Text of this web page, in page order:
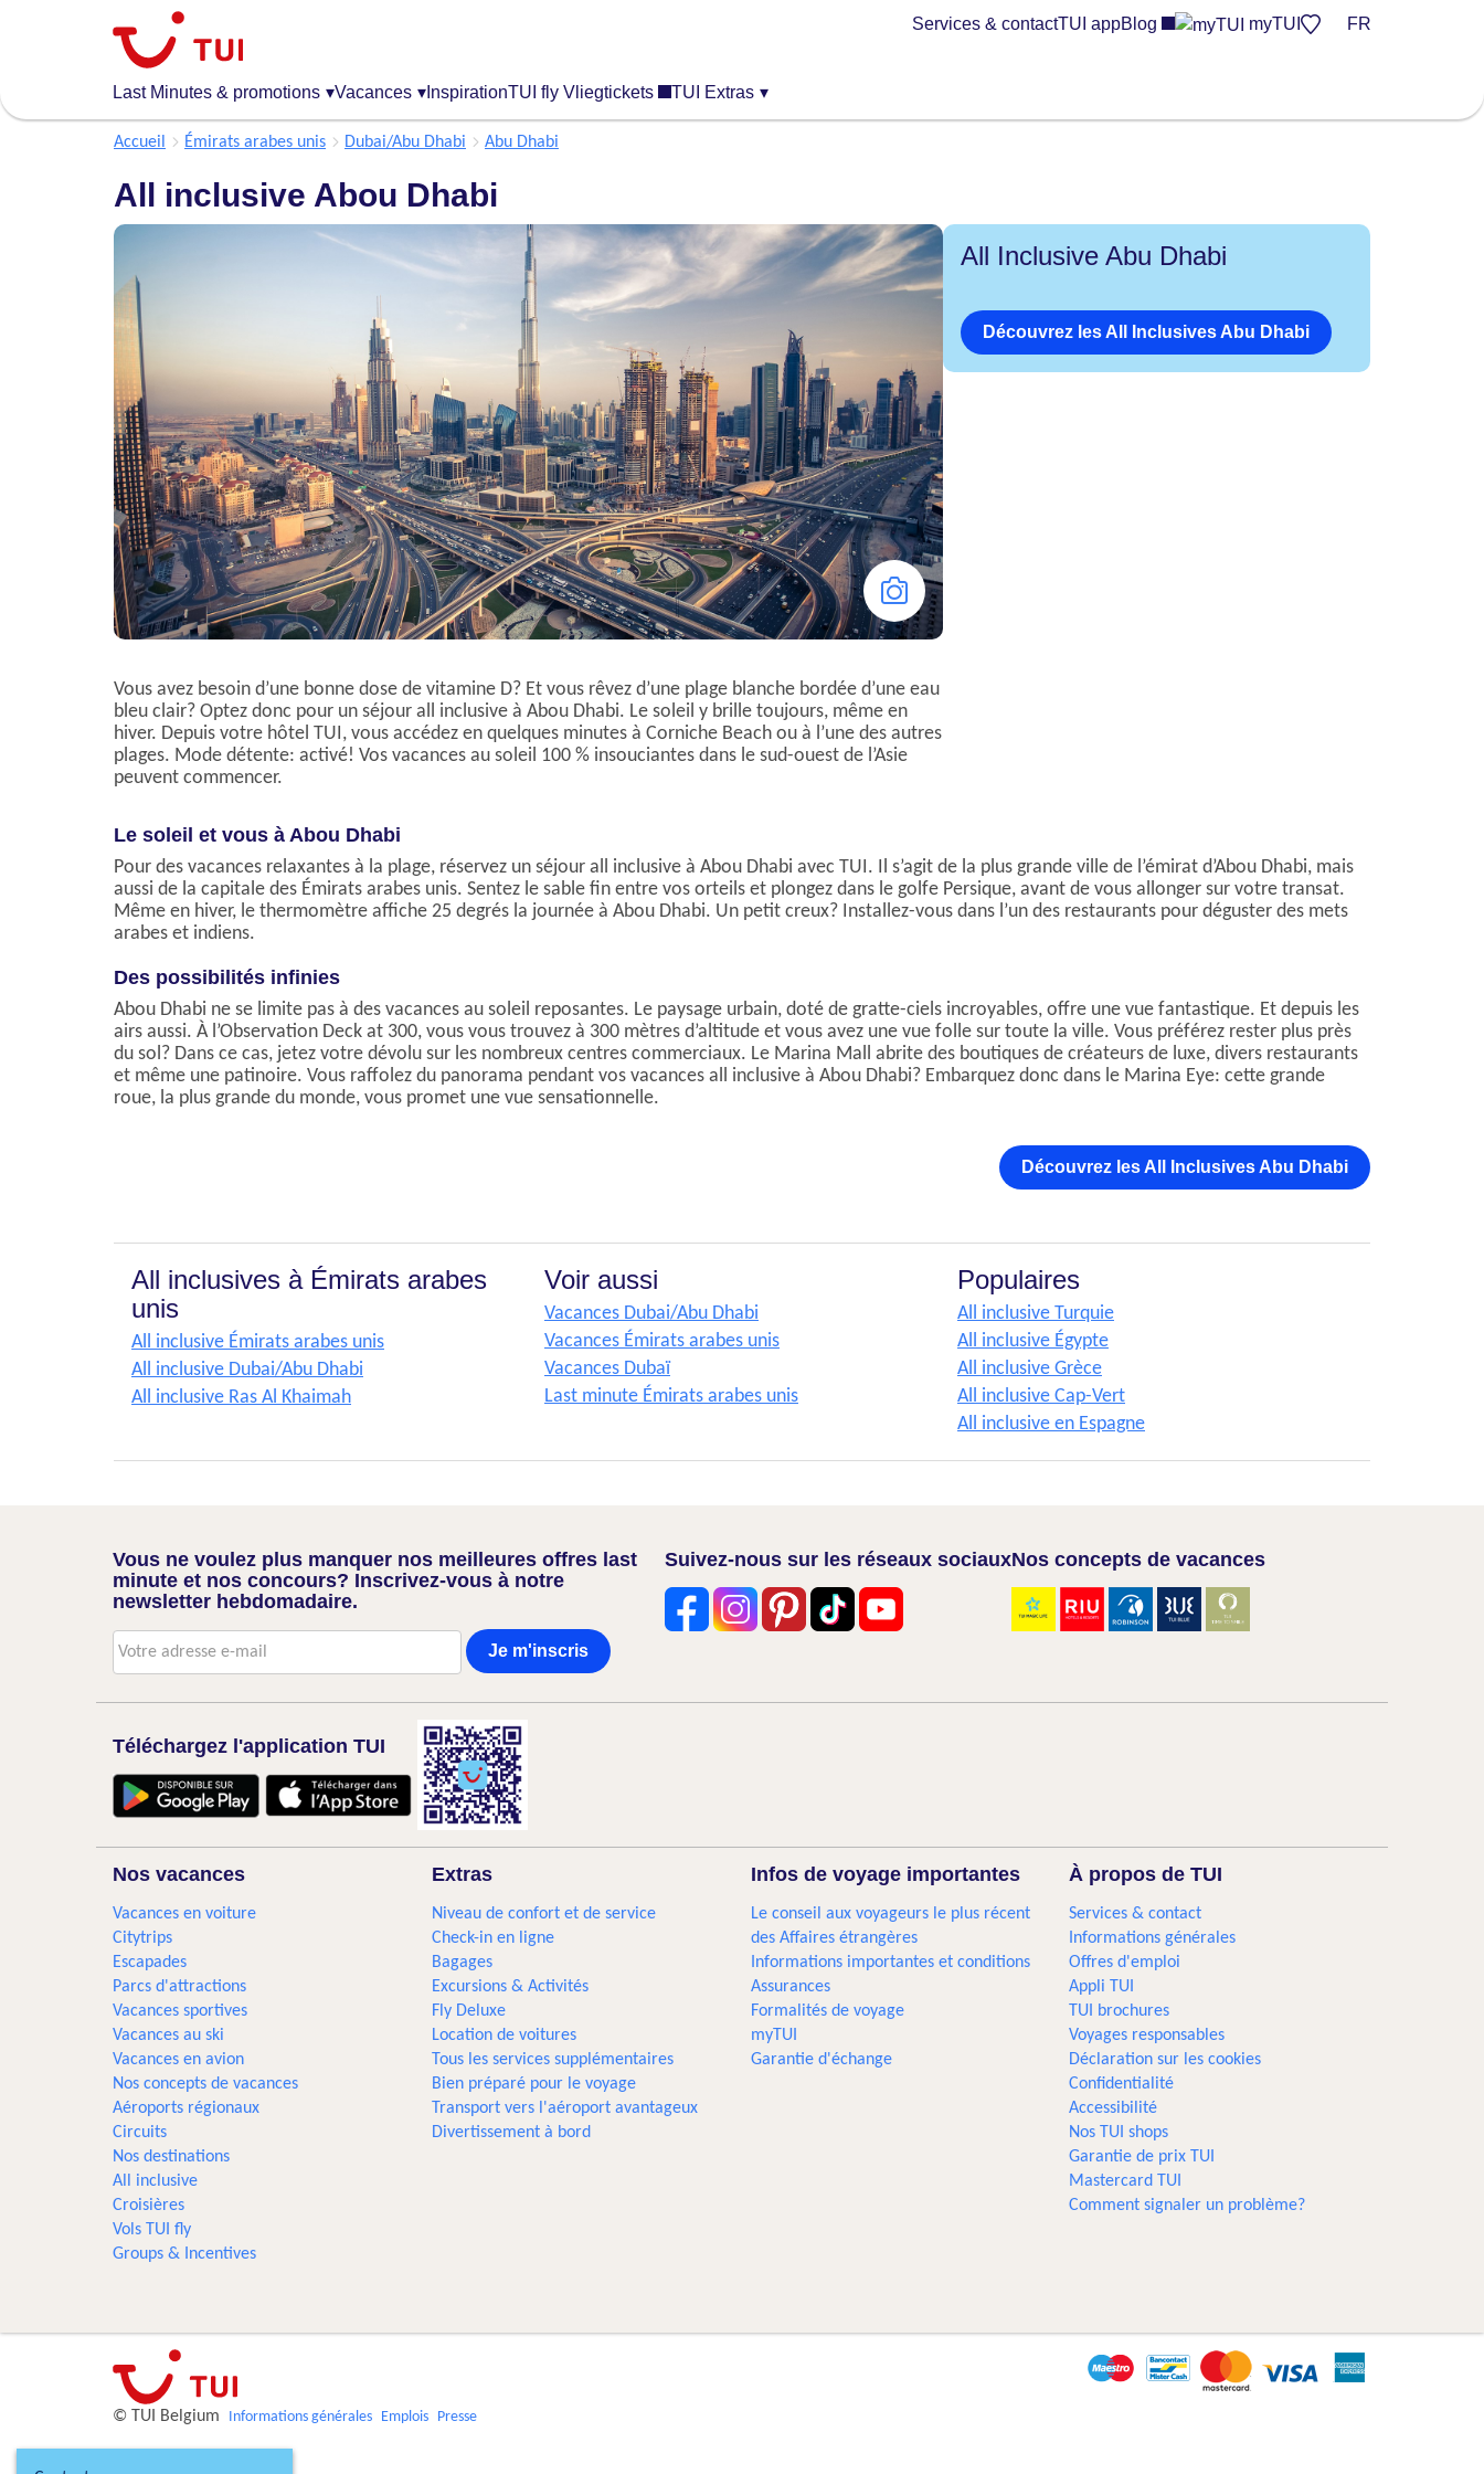
Last Minutes & promotions ▾Vacances ▾ InspirationTUI fly Vliegtickets TUI Extras ▾
Services & contactTUI appBlog myTUI FR
Accueil Émirats arabes unis Dubai/Abu Dhabi Abu Dhabi
All inclusive Abou Dhabi
Vous avez besoin d’une bonne dose de vitamine D? Et vous rêvez d’une plage blanche bordée d’une eau
bleu clair? Optez donc pour un séjour all inclusive à Abou Dhabi. Le soleil y brille toujours, même en
hiver. Depuis votre hôtel TUI, vous accédez en quelques minutes à Corniche Beach ou à l’une des autres
plages. Mode détente: activé! Vos vacances au soleil 100 % insouciantes dans le sud-ouest de l’Asie
peuvent commencer.
All Inclusive Abu Dhabi
Découvrez les All Inclusives Abu Dhabi
Le soleil et vous à Abou Dhabi
Pour des vacances relaxantes à la plage, réservez un séjour all inclusive à Abou Dhabi avec TUI. Il s’agit de la plus grande ville de l’émirat d’Abou Dhabi, mais
aussi de la capitale des Émirats arabes unis. Sentez le sable fin entre vos orteils et plongez dans le golfe Persique, avant de vous allonger sur votre transat.
Même en hiver, le thermomètre affiche 25 degrés la journée à Abou Dhabi. Un petit creux? Installez-vous dans l’un des restaurants pour déguster des mets
arabes et indiens.
Des possibilités infinies
Abou Dhabi ne se limite pas à des vacances au soleil reposantes. Le paysage urbain, doté de gratte-ciels incroyables, offre une vue fantastique. Et depuis les
airs aussi. À l’Observation Deck at 300, vous vous trouvez à 300 mètres d’altitude et vous avez une vue folle sur toute la ville. Vous préférez rester plus près
du sol? Dans ce cas, jetez votre dévolu sur les nombreux centres commerciaux. Le Marina Mall abrite des boutiques de créateurs de luxe, divers restaurants
et même une patinoire. Vous raffolez du panorama pendant vos vacances all inclusive à Abou Dhabi? Embarquez donc dans le Marina Eye: cette grande
roue, la plus grande du monde, vous promet une vue sensationnelle.
Découvrez les All Inclusives Abu Dhabi
All inclusives à Émirats arabes
unis
All inclusive Émirats arabes unis
All inclusive Dubai/Abu Dhabi
All inclusive Ras Al Khaimah
Voir aussi
Vacances Dubai/Abu Dhabi
Vacances Émirats arabes unis
Vacances Dubaï
Last minute Émirats arabes unis
Populaires
All inclusive Turquie
All inclusive Égypte
All inclusive Grèce
All inclusive Cap-Vert
All inclusive en Espagne
Vous ne voulez plus manquer nos meilleures offres last
minute et nos concours? Inscrivez-vous à notre
newsletter hebdomadaire.
Je m'inscris
Suivez-nous sur les réseaux sociauxNos concepts de vacances
Téléchargez l'application TUI
Nos vacances
Vacances en voiture
Citytrips
Escapades
Parcs d'attractions
Vacances sportives
Vacances au ski
Vacances en avion
Nos concepts de vacances
Aéroports régionaux
Circuits
Nos destinations
All inclusive
Croisières
Vols TUI fly
Groups & Incentives
Extras
Niveau de confort et de service
Check-in en ligne
Bagages
Excursions & Activités
Fly Deluxe
Location de voitures
Tous les services supplémentaires
Bien préparé pour le voyage
Transport vers l'aéroport avantageux
Divertissement à bord
Infos de voyage importantes
Le conseil aux voyageurs le plus récent
des Affaires étrangères
Informations importantes et conditions
Assurances
Formalités de voyage
myTUI
Garantie d'échange
À propos de TUI
Services & contact
Informations générales
Offres d'emploi
Appli TUI
TUI brochures
Voyages responsables
Déclaration sur les cookies
Confidentialité
Accessibilité
Nos TUI shops
Garantie de prix TUI
Mastercard TUI
Comment signaler un problème?
© TUI Belgium Informations générales Emplois Presse